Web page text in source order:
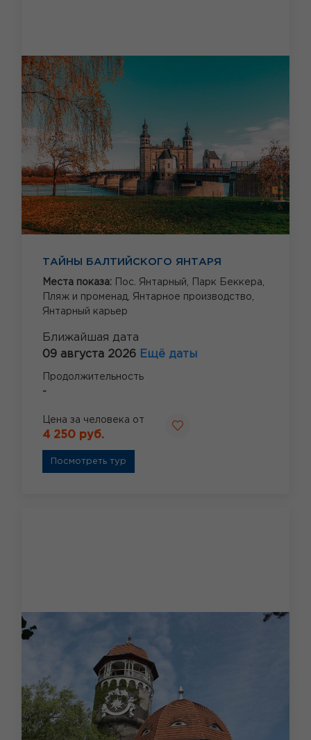
ТАЙНЫ БАЛТИЙСКОГО ЯНТАРЯ
Места показа: Пос. Янтарный,
Парк Беккера,
Пляж и променад, Янтарное производство,
Янтарный карьер
Ближайшая дата
09 августа 2026 Ещё даты
Продолжительность
-
Цена за человека от
4 250 руб.
Посмотреть тур